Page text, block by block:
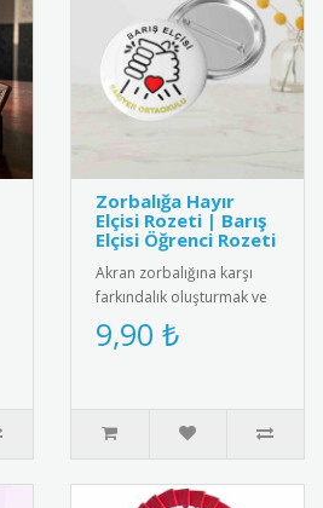
Zorbalığa Hayır
Elçisi Rozeti | Barış
Elçisi Öğrenci Rozeti
Akran zorbalığına karşı
farkındalık oluşturmak ve
barış elçisi öğrencileri
ödüllendirmek için tasarl..
9,90 ₺